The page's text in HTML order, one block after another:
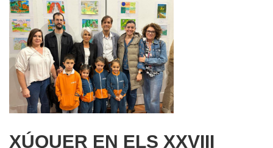
XÚQUER EN ELS XXVIII